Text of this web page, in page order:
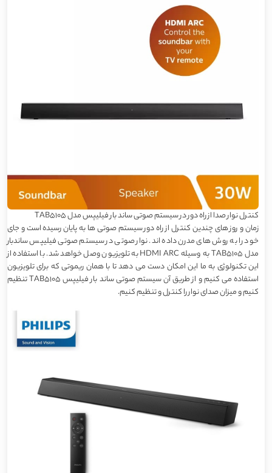
کنترل نوار صدا از راه دور در سیستم صوتی ساند بار فیلیپس مدل TAB5105
زمان و روز های چندین کنترل از راه دور سیستم صوتی ها به پایان رسیده است و جای
خود را به روش های مدرن داده اند. نوار صوتی در سیستم صوتی فیلیپس ساندبار
مدل TAB5105 به وسیله HDMI ARC به تلویزیون وصل خواهد شد. با استفاده از
این تکنولوژی به ما این امکان دست می دهد تا با همان ریموتی که برای تلویزیون
استفاده می کنیم و از طریق آن سیستم صوتی ساند بار فیلیپس TAB5105 تنظیم
کنیم و میزان صدای نوار را کنترل و تنظیم کنیم.